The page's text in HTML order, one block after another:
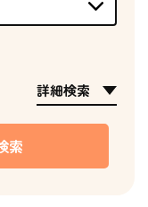
詳細検索
索